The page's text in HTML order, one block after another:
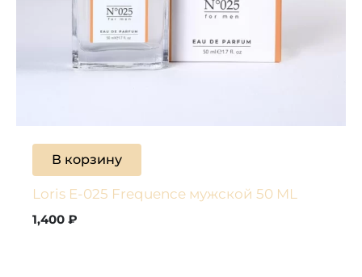
В корзину
Loris E-025 Frequence мужской 50 ML
1,400₽